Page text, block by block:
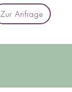
Zur Anfrage